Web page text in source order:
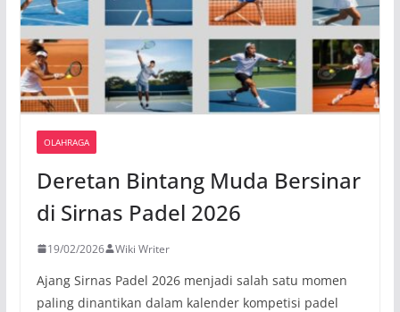
OLAHRAGA
Deretan Bintang Muda Bersinar
di Sirnas Padel 2026
19/02/2026 Wiki Writer
Ajang Sirnas Padel 2026 menjadi salah satu momen
paling dinantikan dalam kalender kompetisi padel